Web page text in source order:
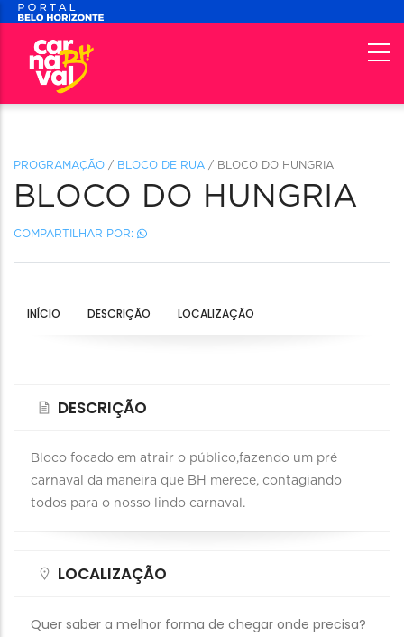
PROGRAMAÇÃO / BLOCO DE RUA / BLOCO DO HUNGRIA
BLOCO DO HUNGRIA
COMPARTILHAR POR:
INÍCIO DESCRIÇÃO LOCALIZAÇÃO
DESCRIÇÃO
Bloco focado em atrair o público,fazendo um pré
carnaval da maneira que BH merece, contagiando
todos para o nosso lindo carnaval.
LOCALIZAÇÃO
Quer saber a melhor forma de chegar onde precisa?